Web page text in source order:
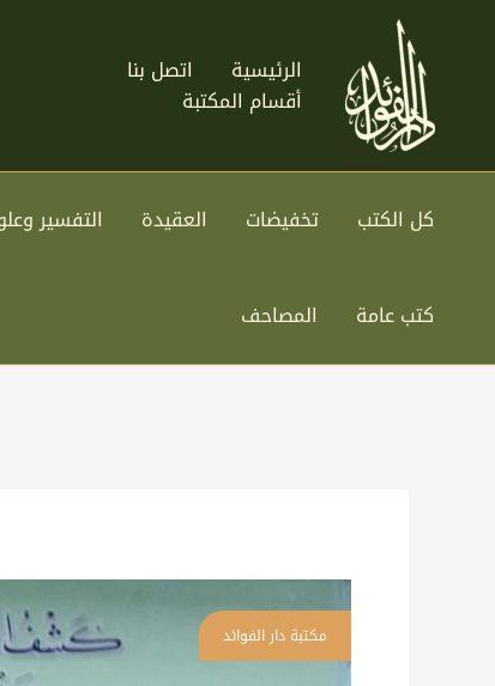
الرئيسية
اتصل بنا
أقسام المكتبة
كل الكتب تخفيضات العقيدة التفسير
كتب عامة المصاحف